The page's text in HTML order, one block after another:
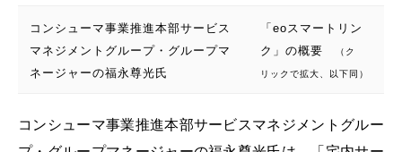
コンシューマ事業推進本部サービス
マネジメントグループ・グループマ
ネージャーの福永尊光氏
「eoスマートリン
ク」の概要
（ク
リックで拡大、以下同）
コンシューマ事業推進本部サービスマネジメントグルー